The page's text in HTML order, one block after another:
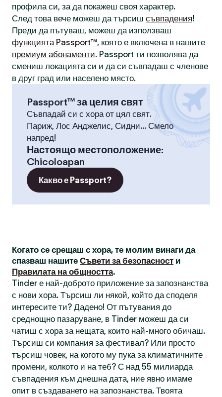
профила си, за да покажеш своя характер.
След това вече можеш да търсиш съвпадения!
Преди да пътуваш, можеш да използваш
функцията Passport™, която е включена в нашите
премиум абонаменти. Passport ти позволява да
смениш локацията си и да си съвпадаш с членове
в друг град или населено място.
Passport™ за целия свят
Съвпадай си с хора от цял свят.
Париж, Лос Анджелис, Сидни... Смело
напред!
Настоящо местоположение:
Chicoloapan
Какво е Passport?
Когато се срещаш с хора, те молим винаги да
спазваш нашите Съвети за безопасност и
Правилата на общността.
Tinder е най-доброто приложение за запознанства
с нови хора. Търсиш ли някой, който да споделя
интересите ти? Дадено! От пътувания до
среднощно пазаруване, в Tinder можеш да си
чатиш с хора за нещата, които най-много обичаш.
Търсиш си компания за фестивал? Или просто
търсиш човек, на когото му пука за климатичните
промени, колкото и на теб? С над 55 милиарда
съвпадения към днешна дата, ние явно имаме
опит в създаването на запознанства. Твоята